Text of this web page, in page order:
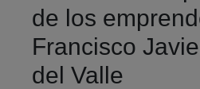
de los
Francisco
del Valle